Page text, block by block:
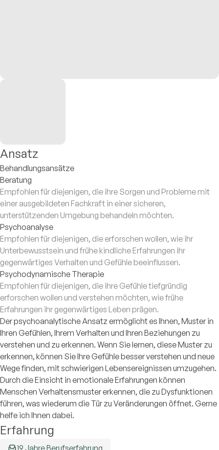
Ansatz
Behandlungsansätze
Beratung
Empfohlen für diejenigen, die ihre Sorgen und Probleme mit
einer ausgebildeten Fachkraft in einer sicheren,
unterstützenden Umgebung behandeln möchten.
Psychoanalyse
Empfohlen für diejenigen, die erforschen wollen, wie ihr
Unterbewusstsein und frühe kindliche Erfahrungen ihr
gegenwärtiges Verhalten und Gefühle beeinflussen.
Psychodynamische Therapie
Empfohlen für diejenigen, die ihre Gefühle tiefgründig
erforschen wollen und verstehen möchten, wie frühe
Erfahrungen ihr gegenwärtiges Leben prägen.
Der psychoanalytische Ansatz ermöglicht es Ihnen, Muster in
Ihren Gefühlen, Ihrem Verhalten und Ihren Beziehungen zu
verstehen und zu erkennen. Wenn Sie lernen, diese Muster zu
erkennen, können Sie Ihre Gefühle besser verstehen und neue
Wege finden, mit schwierigen Lebensereignissen umzugehen.
Durch die Einsicht in emotionale Erfahrungen können
Menschen Verhaltensmuster erkennen, die zu Dysfunktionen
führen, was wiederum die Tür zu Veränderungen öffnet. Gerne
helfe ich Ihnen dabei.
Erfahrung
19 Jahre Berufserfahrung